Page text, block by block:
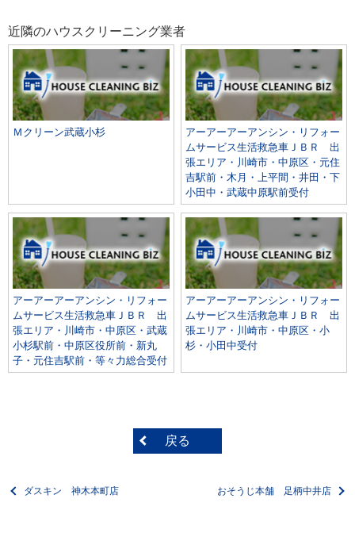
近隣のハウスクリーニング業者
Ｍクリーン武蔵小杉
アーアーアーアンシン・リフォー
ムサービス生活救急車ＪＢＲ 出
張エリア・川崎市・中原区・元住
吉駅前・木月・上平間・井田・下
小田中・武蔵中原駅前受付
アーアーアーアンシン・リフォー
ムサービス生活救急車ＪＢＲ 出
張エリア・川崎市・中原区・武蔵
小杉駅前・中原区役所前・新丸
子・元住吉駅前・等々力総合受付
アーアーアーアンシン・リフォー
ムサービス生活救急車ＪＢＲ 出
張エリア・川崎市・中原区・小
杉・小田中受付
戻る
ダスキン 神木本町店 おそうじ本舗 足柄中井店